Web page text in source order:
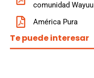
comunidad
América Pura
Te puede interesar